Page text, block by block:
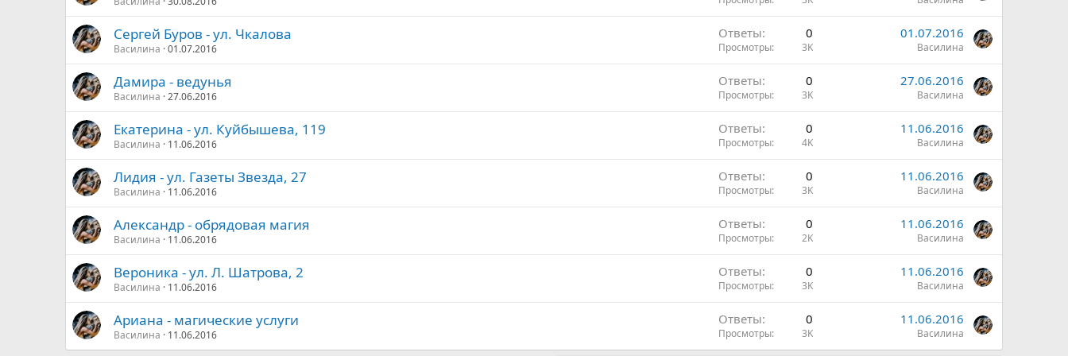
т
Сергей Буров - ул. Чкалова
Василина 01.07.2016
Ответы 0
Просмотры 3K
01.07.2016
Василина
Дамира - ведунья
Василина 27.06.2016
Ответы 0
Просмотры 3K
27.06.2016
Василина
Екатерина - ул. Куйбышева, 119
Василина 11.06.2016
Ответы 0
Просмотры 4K
11.06.2016
Василина
Лидия - ул. Газеты Звезда, 27
Василина 11.06.2016
Ответы 0
Просмотры 3K
11.06.2016
Василина
Александр - обрядовая магия
Василина 11.06.2016
Ответы 0
Просмотры 2K
11.06.2016
Василина
Вероника - ул. Л. Шатрова, 2
Василина 11.06.2016
Ответы 0
Просмотры 3K
11.06.2016
Василина
Ариана - магические услуги
Василина 11.06.2016
Ответы 0
Просмотры 3K
11.06.2016
Василина